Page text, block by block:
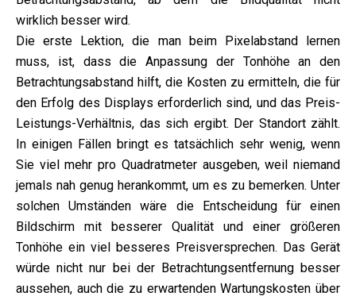
wirklich besser wird.
Die erste Lektion, die man beim Pixelabstand lernen
muss, ist, dass die Anpassung der Tonhöhe an den
Betrachtungsabstand hilft, die Kosten zu ermitteln, die für
den Erfolg des Displays erforderlich sind, und das Preis-
Leistungs-Verhältnis, das sich ergibt. Der Standort zählt.
In einigen Fällen bringt es tatsächlich sehr wenig, wenn
Sie viel mehr pro Quadratmeter ausgeben, weil niemand
jemals nah genug herankommt, um es zu bemerken. Unter
solchen Umständen wäre die Entscheidung für einen
Bildschirm mit besserer Qualität und einer größeren
Tonhöhe ein viel besseres Preisversprechen. Das Gerät
würde nicht nur bei der Betrachtungsentfernung besser
aussehen, auch die zu erwartenden Wartungskosten über